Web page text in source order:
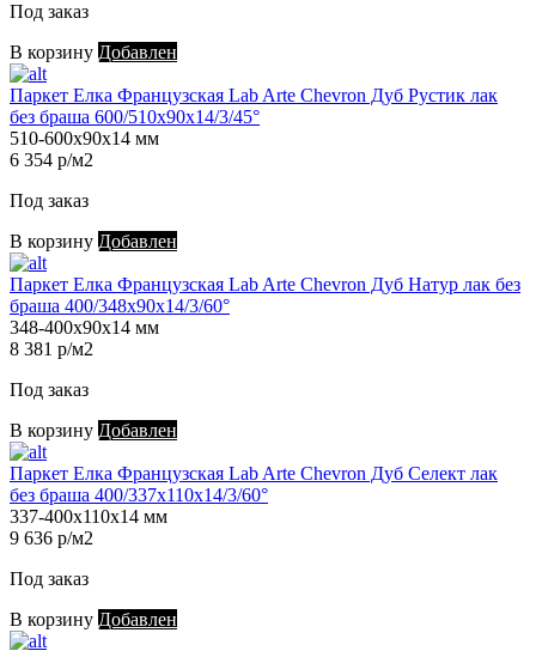
Под заказ
В корзину Добавлен
Паркет Елка Французская Lab Arte Chevron Дуб Рустик лак
без браша 600/510х90х14/3/45°
510-600х90х14 мм
6 354 р/м2
Под заказ
В корзину Добавлен
Паркет Елка Французская Lab Arte Chevron Дуб Натур лак без
браша 400/348х90х14/3/60°
348-400х90х14 мм
8 381 р/м2
Под заказ
В корзину Добавлен
Паркет Елка Французская Lab Arte Chevron Дуб Селект лак
без браша 400/337х110х14/3/60°
337-400х110х14 мм
9 636 р/м2
Под заказ
В корзину Добавлен